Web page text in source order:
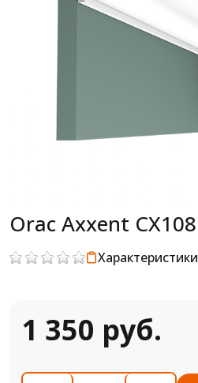
Orac Axxent CX108
Характеристики
1 350 руб.